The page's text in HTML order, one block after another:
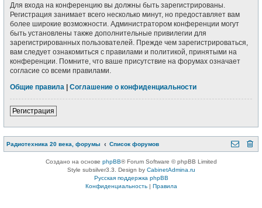
Для входа на конференцию вы должны быть зарегистрированы.
Регистрация занимает всего несколько минут, но предоставляет вам
более широкие возможности. Администратором конференции могут
быть установлены также дополнительные привилегии для
зарегистрированных пользователей. Прежде чем зарегистрироваться,
вам следует ознакомиться с правилами и политикой, принятыми на
конференции. Помните, что ваше присутствие на форумах означает
согласие со всеми правилами.
Общие правила
Соглашение о конфиденциальности
Регистрация
Радиотехника 20 века, форумы Список форумов
Создано на основе phpBB® Forum Software © phpBB Limited
Style subsilver3.3. Design by CabinetAdmina.ru
Русская поддержка phpBB
Конфиденциальность| Правила